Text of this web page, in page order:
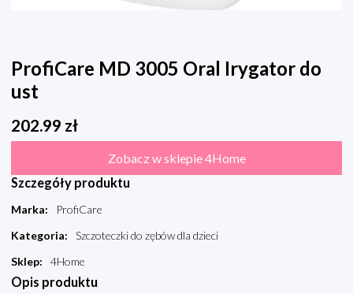
ProfiCare MD 3005 Oral Irygator do
ust
202.99 zł
Zobacz w sklepie 4Home
Szczegóły produktu
Marka:
ProfiCare
Kategoria:
Szczoteczki do zębów dla dzieci
Sklep: 4Home
Opis produktu